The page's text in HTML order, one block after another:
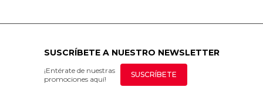
SUSCRÍBETE A NUESTRO NEWSLETTER
¡Entérate de nuestras
promociones aquí!
SUSCRÍBETE